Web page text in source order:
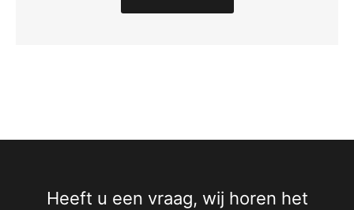
Heeft u een vraag, wij horen het